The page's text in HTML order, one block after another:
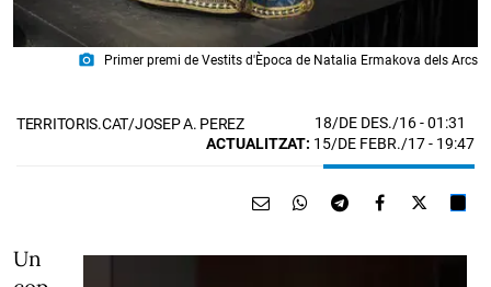
photo_camera Primer premi de Vestits d'Època de Natalia Ermakova dels Arcs
TERRITORIS.CAT/JOSEP A. PEREZ 18/DE DES./16- 01:31
ACTUALITZAT: 15/DE FEBR./17 - 19:47
Un